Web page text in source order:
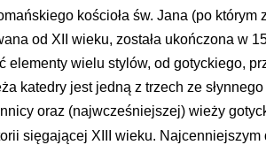
kościoła św. Jana (po którym
od XII wieku, została ukończona w
elementy wielu stylów, od gotyckiego,
katedry jest jedną z trzech ze
oraz (najwcześniejszej) wieży
sięgającej XIII wieku. Najcenniejszym